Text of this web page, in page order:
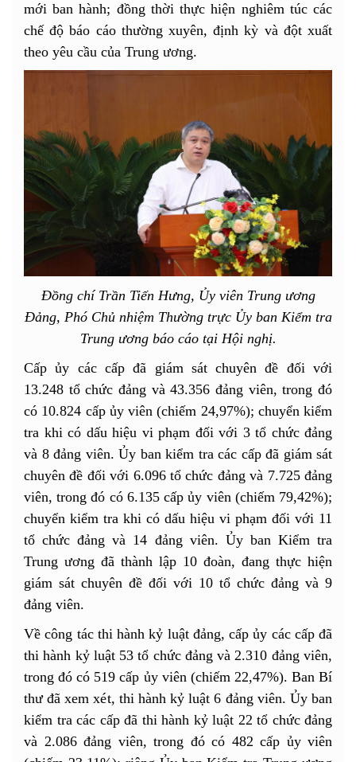
mới ban hành; đồng thời thực hiện nghiêm túc các
chế độ báo cáo thường xuyên, định kỳ và đột xuất
theo yêu cầu của Trung ương.
Đồng chí Trần Tiến Hưng, Ủy viên Trung ương
Đảng, Phó Chủ nhiệm Thường trực Ủy ban Kiểm tra
Trung ương báo cáo tại Hội nghị.
Cấp ủy các cấp đã giám sát chuyên đề đối với
13.248 tổ chức đảng và 43.356 đảng viên, trong đó
có 10.824 cấp ủy viên (chiếm 24,97%); chuyển kiểm
tra khi có dấu hiệu vi phạm đối với 3 tổ chức đảng
và 8 đảng viên. Ủy ban kiểm tra các cấp đã giám sát
chuyên đề đối với 6.096 tổ chức đảng và 7.725 đảng
viên, trong đó có 6.135 cấp ủy viên (chiếm 79,42%);
chuyển kiểm tra khi có dấu hiệu vi phạm đối với 11
tổ chức đảng và 14 đảng viên. Ủy ban Kiểm tra
Trung ương đã thành lập 10 đoàn, đang thực hiện
giám sát chuyên đề đối với 10 tổ chức đảng và 9
đảng viên.
Về công tác thi hành kỷ luật đảng, cấp ủy các cấp đã
thi hành kỷ luật 53 tổ chức đảng và 2.310 đảng viên,
trong đó có 519 cấp ủy viên (chiếm 22,47%). Ban Bí
thư đã xem xét, thi hành kỷ luật 6 đảng viên. Ủy ban
kiểm tra các cấp đã thi hành kỷ luật 22 tổ chức đảng
và 2.086 đảng viên, trong đó có 482 cấp ủy viên